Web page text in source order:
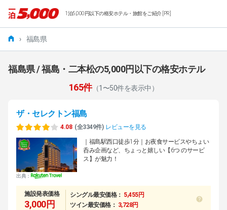
1泊5,000円以下の格安ホテル・旅館をご紹介 [PR]
› 福島県
福島県 / 福島・二本松の5,000円以下の格安ホテル
165件（1〜50件を表示中）
ザ・セレクトン福島
4.08 (全3349件) レビューを見る
出典：
｜福島駅西口徒歩1分｜お夜食サービスやちょい
呑み企画など、ちょっと嬉しい【6つ のサービ
ス】が魅力！
施設発表価格
3,000円
シングル最安価格： 5,455円
ツイン最安価格： 3,728円